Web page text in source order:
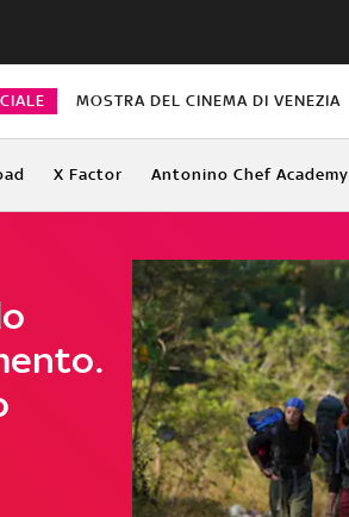
MOSTRA DEL CINEMA DI VENEZIA
X Factor Antonino Chef Academy